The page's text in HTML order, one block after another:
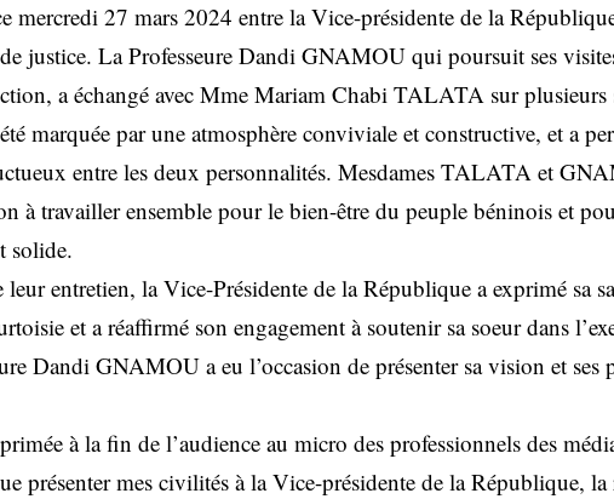
mercredi 27 mars 2024 entre la Vice-présidente de la
justice. La Professeure Dandi GNAMOU qui poursuit ses
a échangé avec Mme Mariam Chabi TALATA sur plusieurs
marquée par une atmosphère conviviale et constructive, et a
entre les deux personnalités. Mesdames TALATA et
à travailler ensemble pour le bien-être du peuple béninois et
solide.
entretien, la Vice-Présidente de la République a exprimé sa
et a réaffirmé son engagement à soutenir sa soeur dans
Dandi GNAMOU a eu l’occasion de présenter sa vision et ses
à la fin de l’audience au micro des professionnels des
présenter mes civilités à la Vice-présidente de la République,